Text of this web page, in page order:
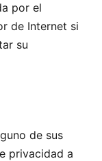
por el
de Internet si
su
de sus
privacidad a